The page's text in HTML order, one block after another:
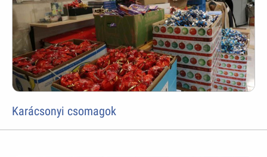
Karácsonyi csomagok